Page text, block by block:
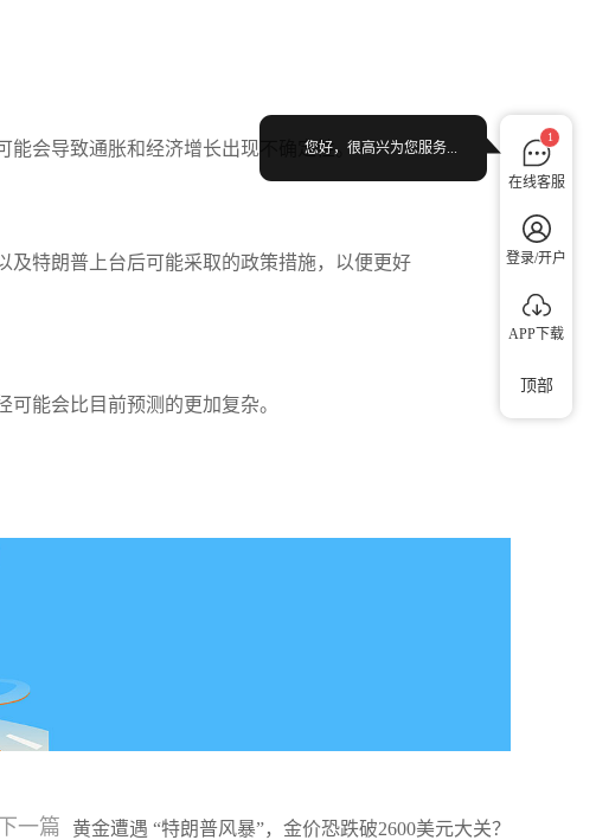
能会导致通胀和经济增长出现不确定性。
及特朗普上台后可能采取的政策措施，以便更好
能会比目前预测的更加复杂。
一篇 黄金遭遇 “特朗普风暴”，金价恐跌破2600美元大关？
1
在线客服
登录/开户
APP下载
您好，很高兴为您服务...
顶部